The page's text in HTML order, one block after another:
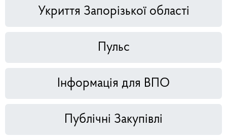
Укриття Запорізької області
Пульс
Інформація для ВПО
Публічні Закупівлі